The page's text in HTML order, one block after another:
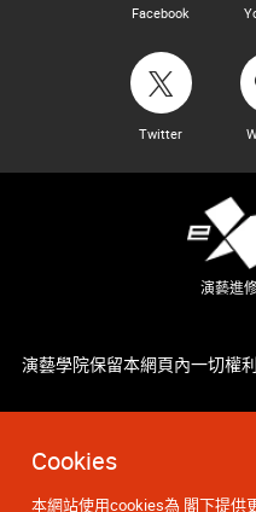
Cookies
本網站使用cookies為 閣下提供
Facebook
Twitter
演藝進
演藝學院保留本網頁內一切權利